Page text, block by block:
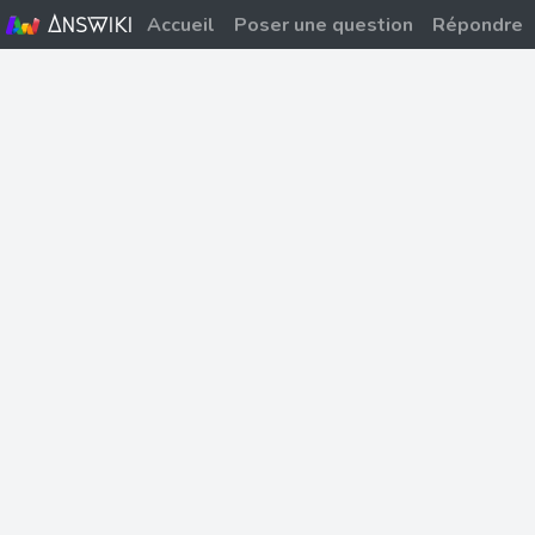
Answiki Accueil Poser une question Répondre